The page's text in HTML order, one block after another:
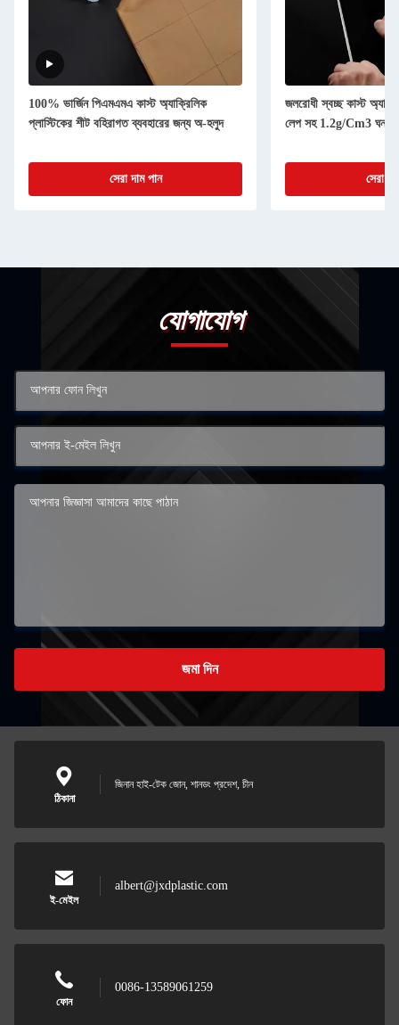
100% ভার্জিন পিএমএমএ কাস্ট অ্যাক্রিলিক
প্লাস্টিকের শীট বহিরাগত ব্যবহারের জন্য অ-হলুদ
সেরা দাম পান
জলরোধী স্বচ্ছ কাস্ট
লেপ সহ 1.2g/Cm3 ঘনত্ব
সেরা
যোগাযোগ
জমা দিন
ঠিকানা
জিনান হাই-টেক জোন, শানডং প্রদেশ, চীন
ই-মেইল
albert@jxdplastic.com
ফোন
0086-13589061259